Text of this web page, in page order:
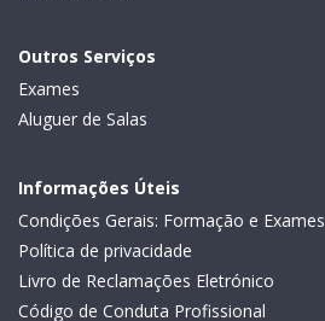
Outros Serviços
Exames
Aluguer de Salas
Informações Úteis
Condições Gerais: Formação e Exames
Política de privacidade
Livro de Reclamações Eletrónico
Código de Conduta Profissional